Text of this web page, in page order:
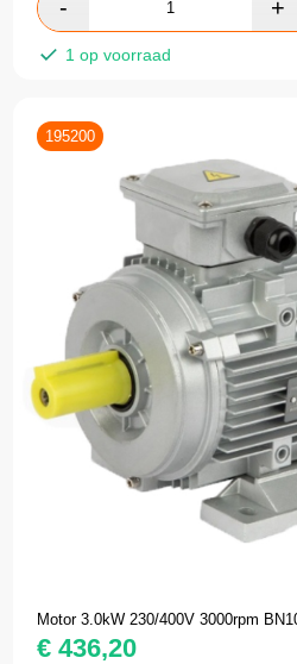
1 op voorraad
195200
Motor 3.0kW 230/400V 3000rpm
€ 436,20